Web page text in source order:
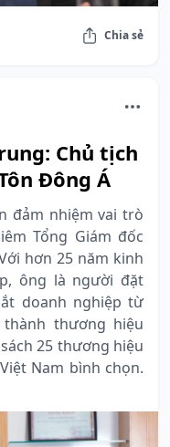
Chia sẻ
Chủ tịch
Đông Á
đảm nhiệm vai trò
Tổng Giám đốc
hơn 25 năm kinh
ông là người đặt
doanh nghiệp từ
thương hiệu
25 thương hiệu
Nam bình chọn.